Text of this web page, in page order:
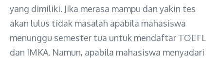
yang dimiliki. Jika merasa mampu dan yakin tes
akan lulus tidak masalah apabila mahasiswa
menunggu semester tua untuk mendaftar TOEFL
dan IMKA. Namun, apabila mahasiswa menyadari